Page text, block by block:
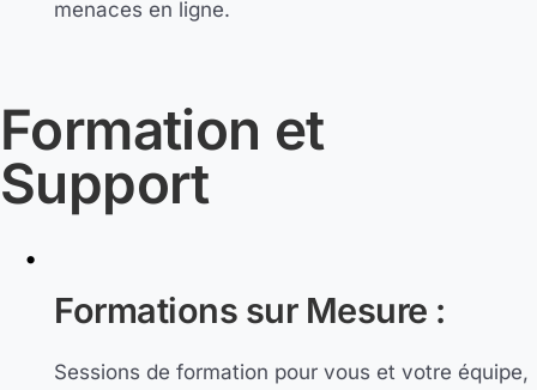
menaces en ligne.
Formation et
Support
Formations sur Mesure :
Sessions de formation pour vous et votre équipe,